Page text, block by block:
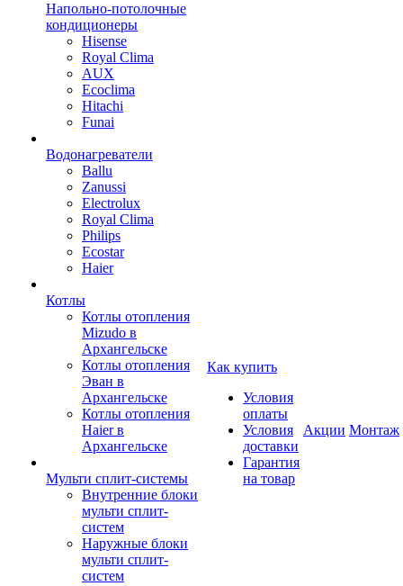
Напольно-потолочные
кондиционеры
Hisense
Royal Clima
AUX
Ecoclima
Hitachi
Funai
Водонагреватели
Ballu
Zanussi
Electrolux
Royal Clima
Philips
Ecostar
Haier
Котлы
Котлы отопления
Mizudo в
Архангельске
Котлы отопления
Эван в
Архангельске
Котлы отопления
Haier в
Архангельске
Мульти сплит-системы
Внутренние блоки
мульти сплит-
систем
Наружные блоки
мульти сплит-
систем
Как купить
Условия
оплаты
Условия
доставки
Гарантия
на товар
Акции Монтаж